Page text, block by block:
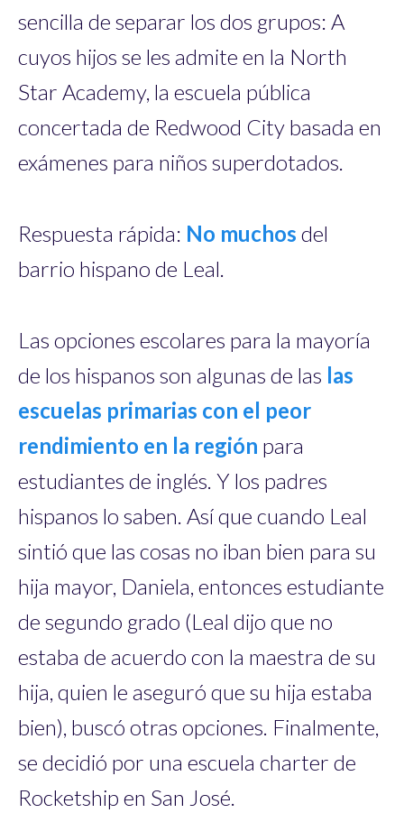
sencilla de separar los dos grupos: A
cuyos hijos se les admite en la North
Star Academy, la escuela pública
concertada de Redwood City basada en
exámenes para niños superdotados.
Respuesta rápida: No muchos del
barrio hispano de Leal.
Las opciones escolares para la mayoría
de los hispanos son algunas de las las
escuelas primarias con el peor
rendimiento en la región para
estudiantes de inglés. Y los padres
hispanos lo saben. Así que cuando Leal
sintió que las cosas no iban bien para su
hija mayor, Daniela, entonces estudiante
de segundo grado (Leal dijo que no
estaba de acuerdo con la maestra de su
hija, quien le aseguró que su hija estaba
bien), buscó otras opciones. Finalmente,
se decidió por una escuela charter de
Rocketship en San José.